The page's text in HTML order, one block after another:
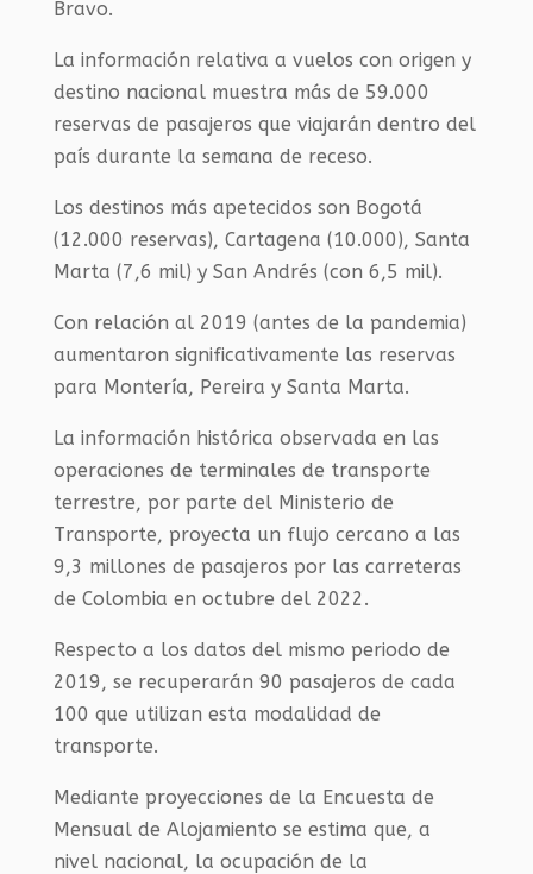
Bravo.
La información relativa a vuelos con origen y
destino nacional muestra más de 59.000
reservas de pasajeros que viajarán dentro del
país durante la semana de receso.
Los destinos más apetecidos son Bogotá
(12.000 reservas), Cartagena (10.000), Santa
Marta (7,6 mil) y San Andrés (con 6,5 mil).
Con relación al 2019 (antes de la pandemia)
aumentaron significativamente las reservas
para Montería, Pereira y Santa Marta.
La información histórica observada en las
operaciones de terminales de transporte
terrestre, por parte del Ministerio de
Transporte, proyecta un flujo cercano a las
9,3 millones de pasajeros por las carreteras
de Colombia en octubre del 2022.
Respecto a los datos del mismo periodo de
2019, se recuperarán 90 pasajeros de cada
100 que utilizan esta modalidad de
transporte.
Mediante proyecciones de la Encuesta de
Mensual de Alojamiento se estima que, a
nivel nacional, la ocupación de la